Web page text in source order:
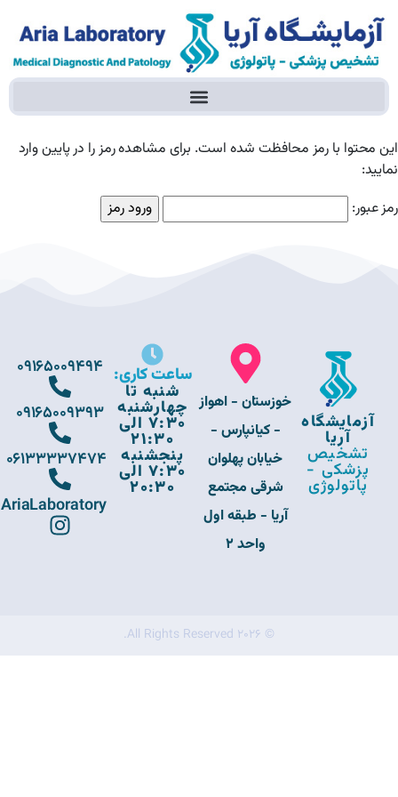
این محتوا با رمز محافظت شده است. برای مشاهده رمز را در پایین وارد
نمایید:
رمز عبور:
آزمایشگاه
آریا
تشخیص
پزشکی -
پاتولوژی
خوزستان - اهواز
- کیانپارس -
خیابان پهلوان
شرقی مجتمع
آریا - طبقه اول
واحد 2
ساعت کاری:
شنبه تا
چهارشنبه
7:30 الی
21:30
پنجشنبه
7:30 الی
20:30
09165009494
09165009393
06133337474
AriaLaboratory
© 2026 All Rights Reserved.